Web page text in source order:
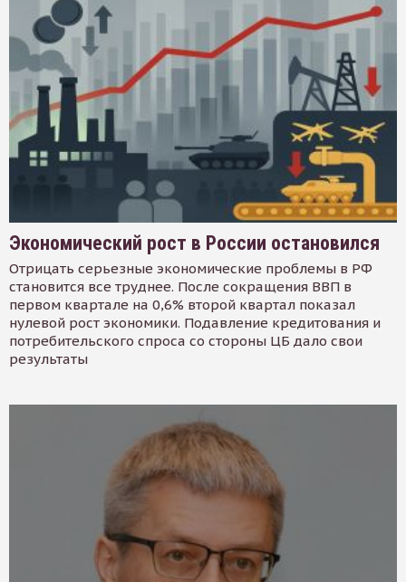
Экономический рост в России остановился
Отрицать серьезные экономические проблемы в РФ
становится все труднее. После сокращения ВВП в
первом квартале на 0,6% второй квартал показал
нулевой рост экономики. Подавление кредитования и
потребительского спроса со стороны ЦБ дало свои
результаты